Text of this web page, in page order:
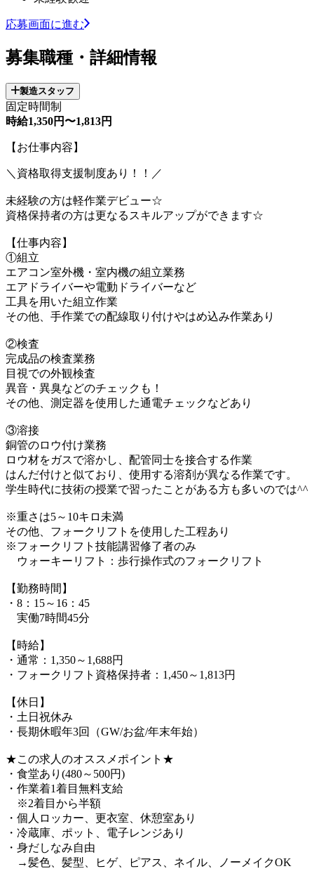
応募画面に進む
募集職種・詳細情報
製造スタッフ
固定時間制
時給1,350円〜1,813円
【お仕事内容】
＼資格取得支援制度あり！！／
未経験の方は軽作業デビュー☆
資格保持者の方は更なるスキルアップができます☆
【仕事内容】
①組立
エアコン室外機・室内機の組立業務
エアドライバーや電動ドライバーなど
工具を用いた組立作業
その他、手作業での配線取り付けやはめ込み作業あり
②検査
完成品の検査業務
目視での外観検査
異音・異臭などのチェックも！
その他、測定器を使用した通電チェックなどあり
③溶接
銅管のロウ付け業務
ロウ材をガスで溶かし、配管同士を接合する作業
はんだ付けと似ており、使用する溶剤が異なる作業です。
学生時代に技術の授業で習ったことがある方も多いのでは^^
※重さは5～10キロ未満
その他、フォークリフトを使用した工程あり
※フォークリフト技能講習修了者のみ
ウォーキーリフト：歩行操作式のフォークリフト
【勤務時間】
・8：15～16：45
実働7時間45分
【時給】
・通常：1,350～1,688円
・フォークリフト資格保持者：1,450～1,813円
【休日】
・土日祝休み
・長期休暇年3回（GW/お盆/年末年始）
★この求人のオススメポイント★
・食堂あり(480～500円)
・作業着1着目無料支給
※2着目から半額
・個人ロッカー、更衣室、休憩室あり
・冷蔵庫、ポット、電子レンジあり
・身だしなみ自由
→髪色、髪型、ヒゲ、ピアス、ネイル、ノーメイクOK